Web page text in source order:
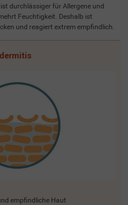
durchlässiger für Allergene und
Feuchtigkeit. Deshalb ist
und reagiert extrem empfindlich.
empfindliche Haut